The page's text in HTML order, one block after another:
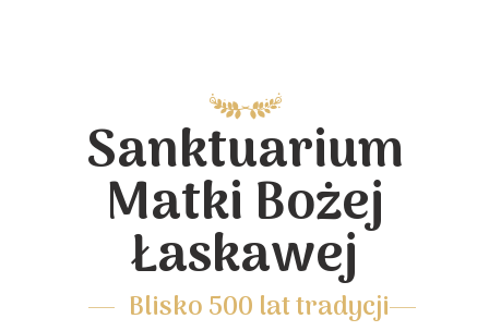
Sanktuarium
Matki Bożej
Łaskawej
Blisko 500 lat tradycji